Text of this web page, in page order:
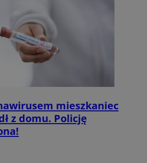
mieszkaniec
z domu. Policję